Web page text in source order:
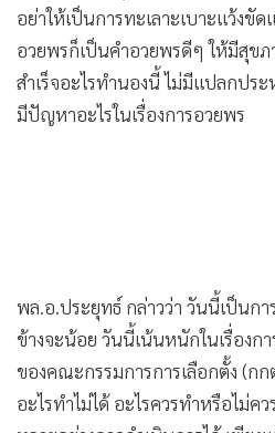
อย่าให้เป็นการทะเลาะเบาะแว้งขั
อวยพรก็เป็นคำอวยพรดีๆ ให้มีสุข
สำเร็จอะไรทำนองนี้ ไม่มีแปลกปร
มีปัญหาอะไรในเรื่องการอวยพร
พล.อ.ประยุทธ์ กล่าวว่า วันนี้เป็นกา
ข้างจะน้อย วันนี้เน้นหนักในเรื่องก
ของคณะกรรมการการเลือกตั้ง (กก
อะไรทำไม่ได้ อะไรควรทำหรือไม่ค